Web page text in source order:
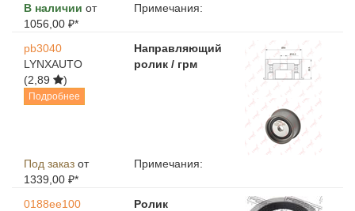
В наличии от
1056,00 ₽*
Примечания:
pb3040
LYNXAUTO
(2,89
)
Подробнее
Направляющий
ролик / грм
Под заказ от
1339,00 ₽*
Примечания:
0188ee100
Ролик